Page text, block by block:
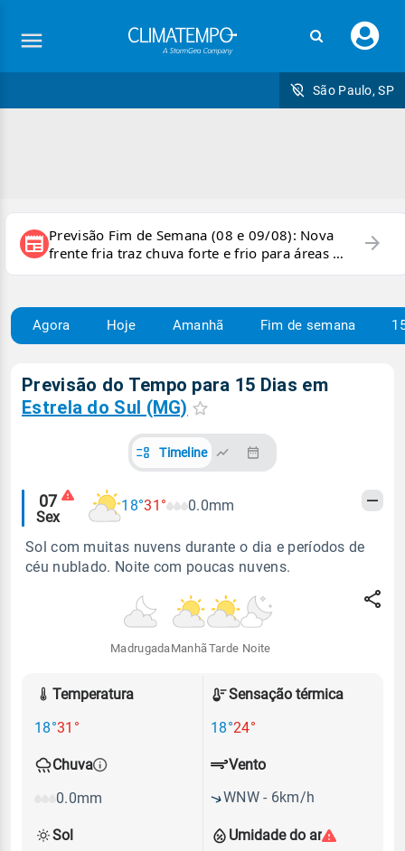
seu
São Paulo, SP
newspaper Previsão Fim de Semana (08 e 09/08): Nova
frente fria traz chuva forte e frio para áreas do
país
arrow_forward
Agora Hoje Amanhã Fim de semana
Previsão do Tempo para 15 Dias em
Estrela do Sul (MG)
Timeline
Alertas
meteorológicos
07
Sex
18°31° 0.0mm
Sol com muitas nuvens durante o dia e períodos de
céu nublado. Noite com poucas nuvens.
Madrugada Manhã Tarde Noite
Temperatura
18°31°
Sensação térmica
18°24°
Chuva
0.0mm
Umidade do ar
Vento
WNW - 6km/h
Sol